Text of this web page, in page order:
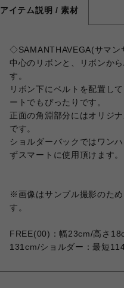
アイテム説明 / 素材
◇SAMANTHAVEGA(サマン
中心のリボンと、リボンか
す。
リボン下にベルトを配置し
ートでもぴったりです。
正面の角淵部分にはオリジ
です。
ショルダーバックではワン
ずスマートに使用頂けます。
※画像はサンプル撮影のた
す。
FREE(00)：幅23cm/高さ
131cm/ショルダー：最短